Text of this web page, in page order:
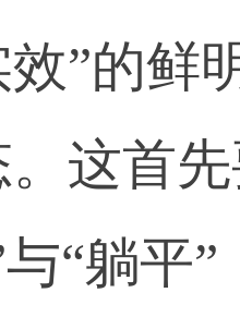
”的鲜
这首
与“躺平